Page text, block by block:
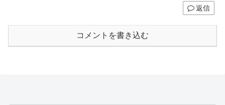
返信
コメントを書き込む